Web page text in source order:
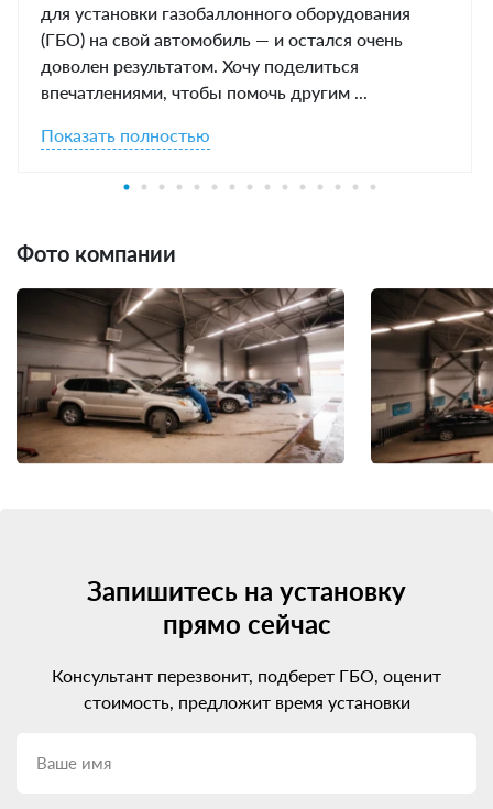
для установки газобаллонного оборудования
(ГБО) на свой автомобиль — и остался очень
доволен результатом. Хочу поделиться
впечатлениями, чтобы помочь другим ...
Показать полностью
Фото компании
Запишитесь на установку
прямо сейчас
Консультант перезвонит, подберет ГБО, оценит
стоимость, предложит время установки